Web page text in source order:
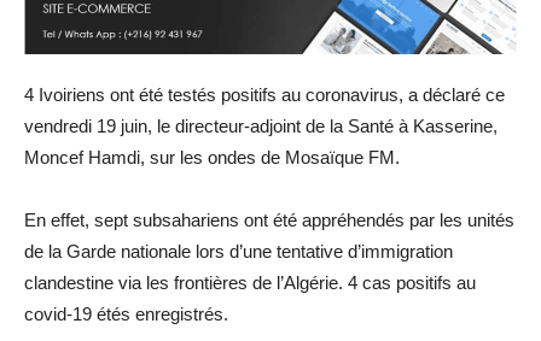
4 Ivoiriens ont été testés positifs au coronavirus, a déclaré ce
vendredi 19 juin, le directeur-adjoint de la Santé à Kasserine,
Moncef Hamdi, sur les ondes de Mosaïque FM.
En effet, sept subsahariens ont été appréhendés par les unités
de la Garde nationale lors d’une tentative d’immigration
clandestine via les frontières de l’Algérie. 4 cas positifs au
covid-19 étés enregistrés.